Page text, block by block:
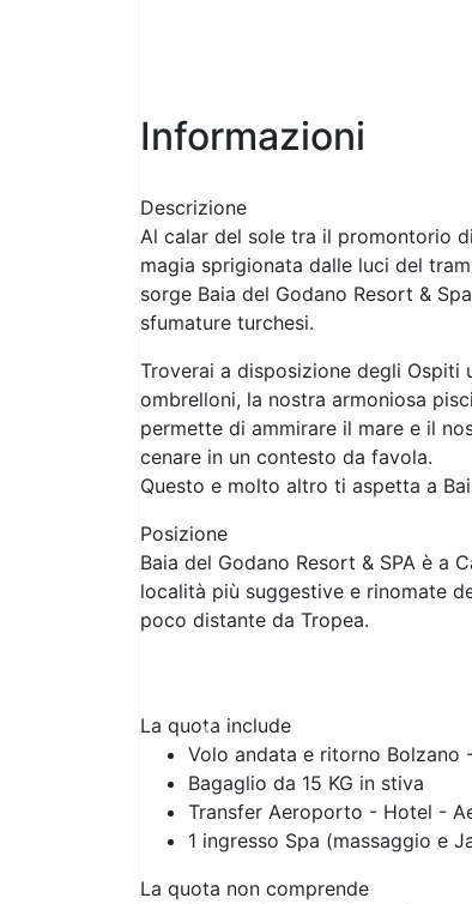
Previous
Informazioni
Descrizione
Al calar del sole tra il promontorio
magia sprigionata dalle luci del
sorge Baia del Godano Resort &
sfumature turchesi.
Troverai a disposizione degli
ombrelloni, la nostra armoniosa
permette di ammirare il mare e il
cenare in un contesto da favola.
Questo e molto altro ti aspetta a
Posizione
Baia del Godano Resort & SPA è a
località più suggestive e rinomate
poco distante da Tropea.
La quota include
Volo andata e ritorno Bolzano
Bagaglio da 15 KG in stiva
Transfer Aeroporto - Hotel -
1 ingresso Spa (massaggio e
La quota non comprende